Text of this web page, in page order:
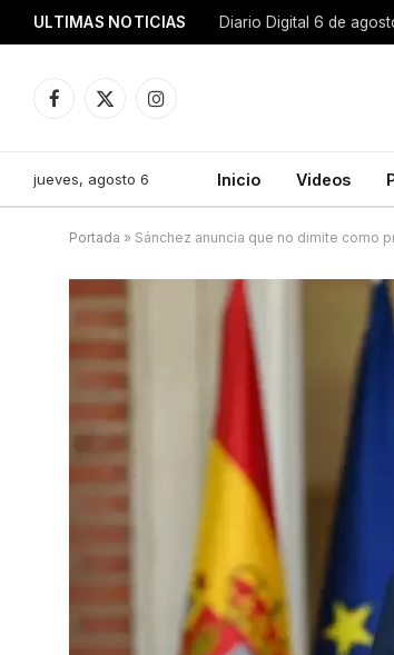
ULTIMAS NOTICIAS Diario Digital 6 de
Facebook
X
Instagram
jueves, agosto 6 Inicio Videos
Portada » Sánchez anuncia que no dimite como